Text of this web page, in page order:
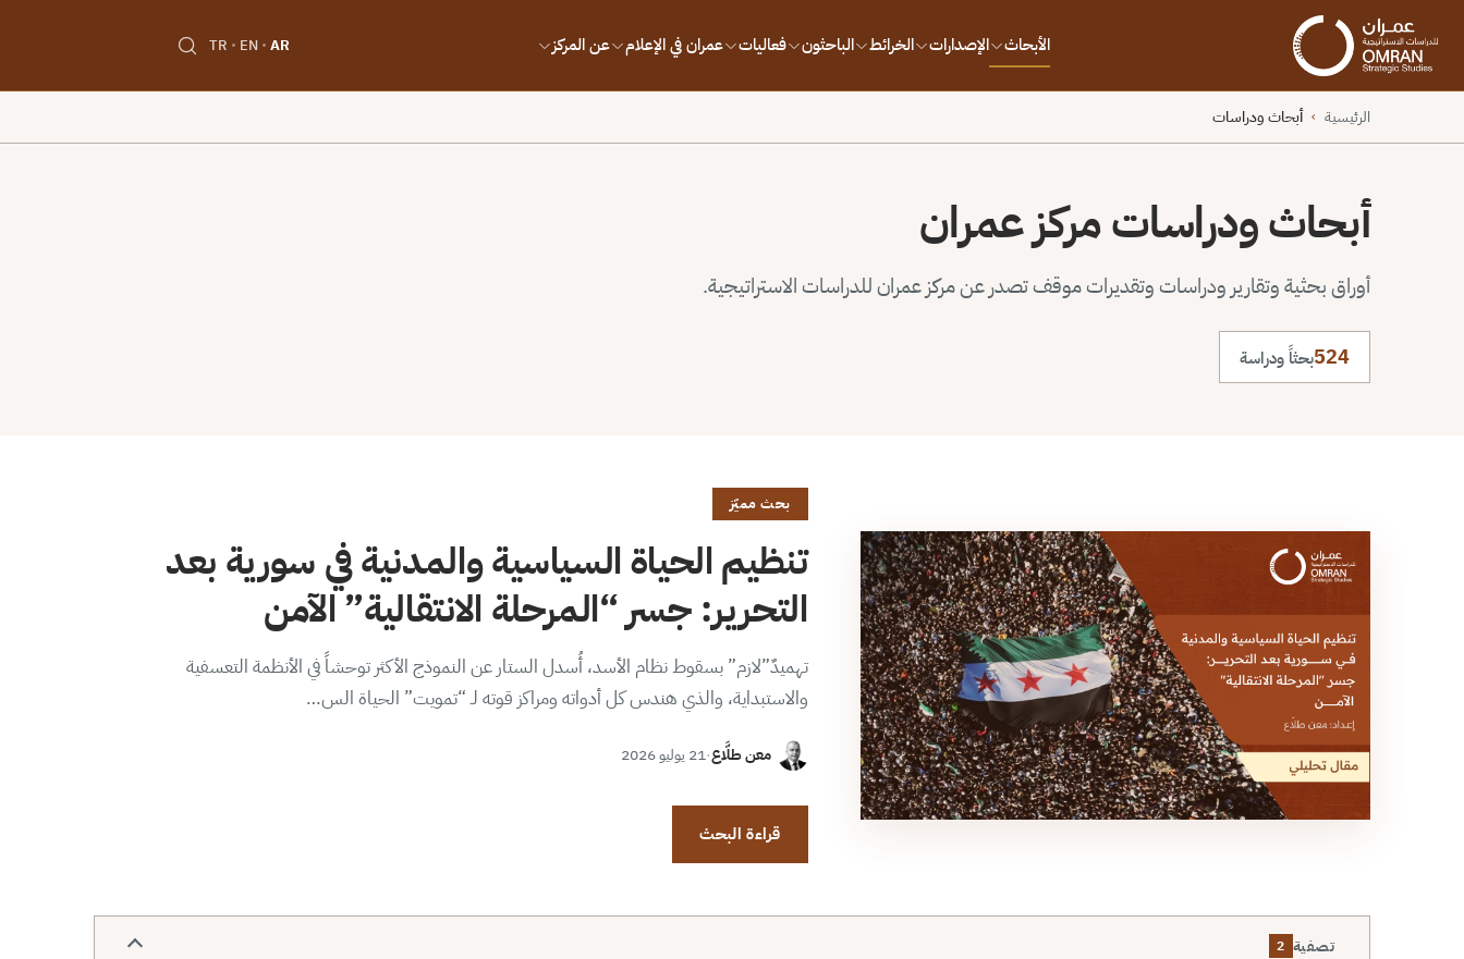
الأبحاث الإصدارات الخرائط الباحثون فعاليات عمران في الإعلام عن المركز AR
EN
TR
الرئيسية › أبحاث ودراسات
أبحاث ودراسات مركز عمران
أوراق بحثية وتقارير ودراسات وتقديرات موقف تصدر عن مركز عمران للدراسات الاستراتيجية.
524بحثاً ودراسة
بحث مميّز
تنظيم الحياة السياسية والمدنية في سورية بعد
التحرير: جسر “المرحلة الانتقالية” الآمن
تهميدٌ”لازم” بسقوط نظام الأسد، أُسدل الستار عن النموذج الأكثر توحشاً في الأنظمة التعسفية
والاستبداية، والذي هندس كل أدواته ومراكز قوته لـ “تمويت” الحياة الس…
معن طلَّاع·21 يوليو 2026
قراءة البحث
تصفية 2